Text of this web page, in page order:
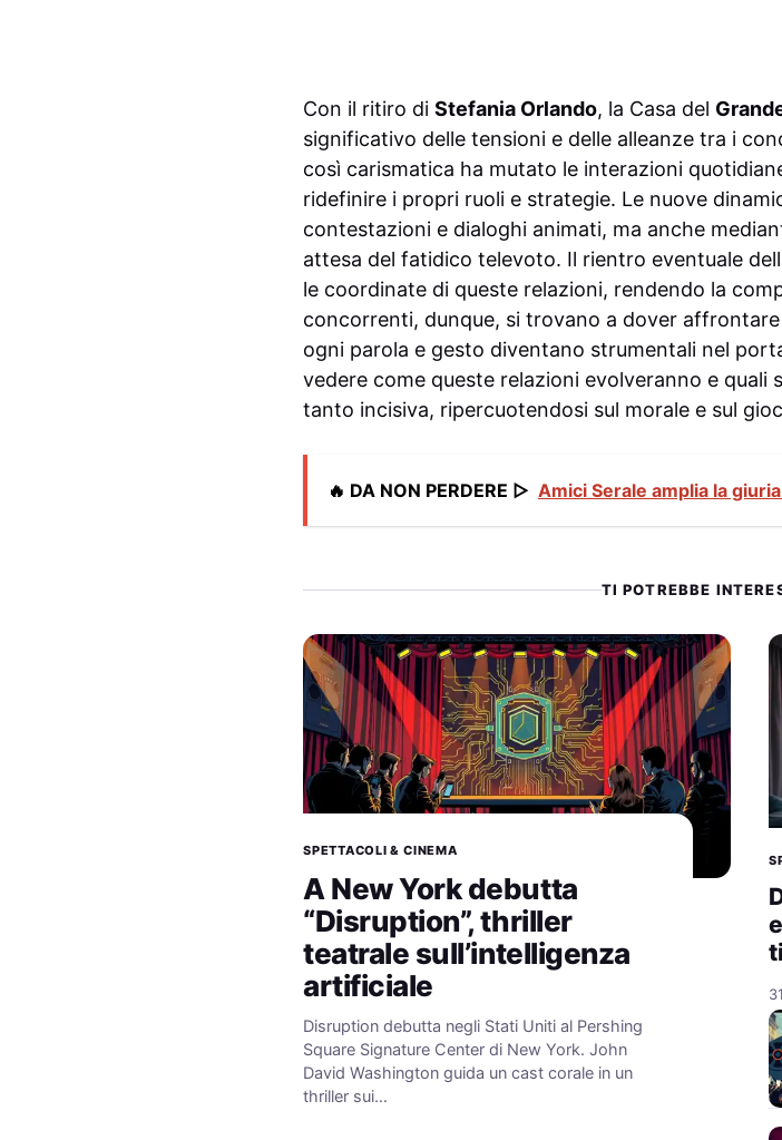
Con il ritiro di Stefania Orlando, la Casa del
significativo delle tensioni e delle alleanze tra i
così carismatica ha mutato le interazioni
ridefinire i propri ruoli e strategie. Le nuove
contestazioni e dialoghi animati, ma anche
attesa del fatidico televoto. Il rientro eventuale
le coordinate di queste relazioni, rendendo la
concorrenti, dunque, si trovano a dover
ogni parola e gesto diventano strumentali nel
vedere come queste relazioni evolveranno e
tanto incisiva, ripercuotendosi sul morale e sul
🔥 DA NON PERDERE ▷ Amici Serale amplia la
TI POTREBBE
SPETTACOLI & CINEMA
A New York debutta
“Disruption”, thriller
teatrale sull’intelligenza
artificiale
Disruption debutta negli Stati Uniti al Pershing
Square Signature Center di New York. John
David Washington guida un cast corale in un
thriller sui…